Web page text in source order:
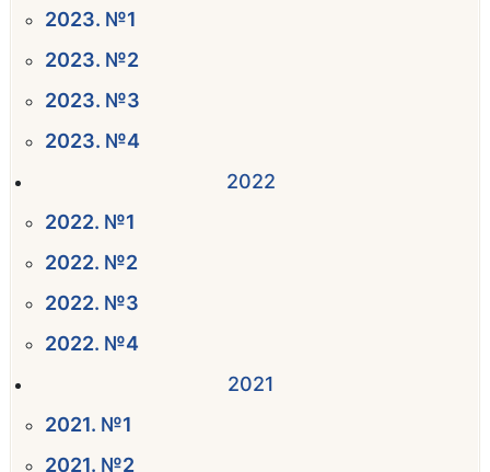
2023. №1
2023. №2
2023. №3
2023. №4
2022
2022. №1
2022. №2
2022. №3
2022. №4
2021
2021. №1
2021. №2